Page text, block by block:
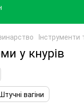
Інструменти
у кнурів
вагіни